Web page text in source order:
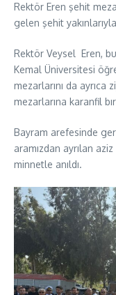
Rektör Eren şehit
gelen şehit
Rektör Veysel Eren,
Kemal Üniversitesi
mezarlarını da ayrıca
mezarlarına karanfil
Bayram arefesinde
aramızdan ayrılan
minnetle anıldı.